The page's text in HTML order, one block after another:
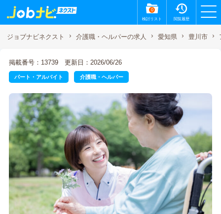
0
検討リスト 閲覧履歴
ジョブナビネクスト 介護職・ヘルパーの求人 愛知県 豊川市
掲載番号：13739 更新日：2026/06/26
パート・アルバイト 介護職・ヘルパー